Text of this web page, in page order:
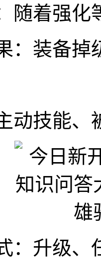
随着强化
：装备掉
动技能、
：升级、